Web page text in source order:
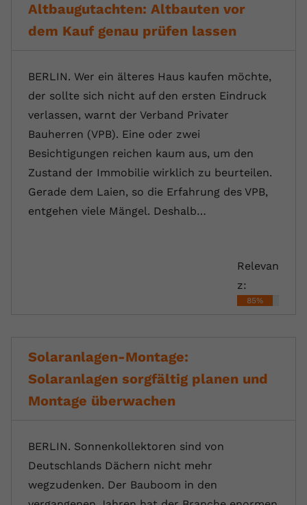
Altbaugutachten: Altbauten vor
dem Kauf genau prüfen lassen
BERLIN. Wer ein älteres Haus kaufen möchte,
der sollte sich nicht auf den ersten Eindruck
verlassen, warnt der Verband Privater
Bauherren (VPB). Eine oder zwei
Besichtigungen reichen kaum aus, um den
Zustand der Immobilie wirklich zu beurteilen.
Gerade dem Laien, so die Erfahrung des VPB,
entgehen viele Mängel. Deshalb…
Relevan
z:
85%
Solaranlagen-Montage:
Solaranlagen sorgfältig planen und
Montage überwachen
BERLIN. Sonnenkollektoren sind von
Deutschlands Dächern nicht mehr
wegzudenken. Der Bauboom in den